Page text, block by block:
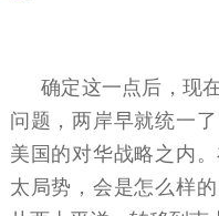
确定这一点后，现
问题，两岸早就统一
美国的对华战略之内
太局势，会是怎么样